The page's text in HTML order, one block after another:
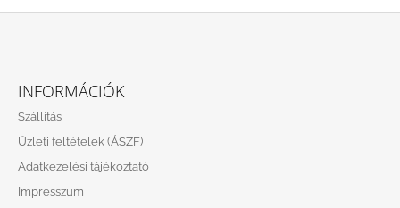
INFORMÁCIÓK
Szállítás
Üzleti feltételek (ÁSZF)
Adatkezelési tájékoztató
Impresszum